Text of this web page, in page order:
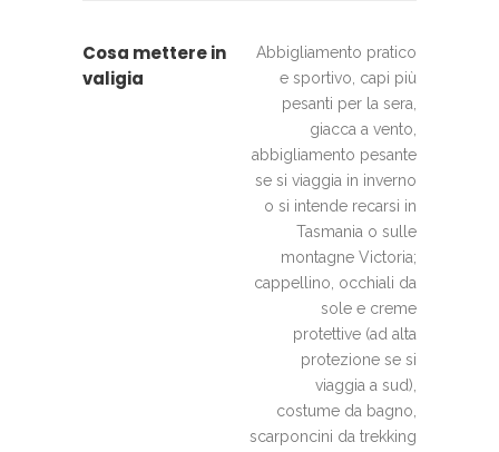
Cosa mettere in
valigia
Abbigliamento pratico
e sportivo, capi più
pesanti per la sera,
giacca a vento,
abbigliamento pesante
se si viaggia in inverno
o si intende recarsi in
Tasmania o sulle
montagne Victoria;
cappellino, occhiali da
sole e creme
protettive (ad alta
protezione se si
viaggia a sud),
costume da bagno,
scarponcini da trekking